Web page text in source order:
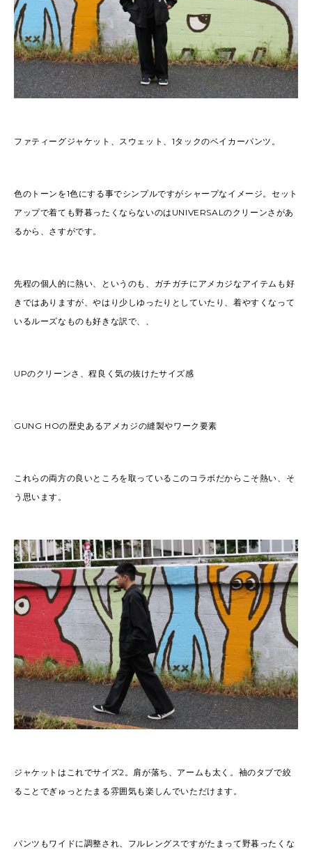
ファティーグジャケット、スウェット、1タックのベイカーパンツ。
色のトーンを1色にする事でシンプルですがシャープなイメージ。セット
アップで着ても野暮ったくならないのはUNIVERSALのクリーンさがあ
るから、さすがです。
先程の個人的に熱い、というのも、ガチガチにアメカジなアイテムも好
きではありますが、やはり少しゆったりとしていたり、着やすくなって
いるルーズなものも好きな訳で、、
UPのクリーンさ、程良く気の抜けたサイズ感
GUNG HOの歴史あるアメカジの縫製やワーク要素
これらの両方の良いところを取っているこのコラボだからこそ熱い、そ
う思います。
ジャケットはこれでサイズ2。肩が落ち、アームも太く。袖のタブで絞
ることでぎゅっとたまる雰囲気も楽しんでいただけます。
パンツもワイドに調整され、フルレングスですがたまって野暮ったくな